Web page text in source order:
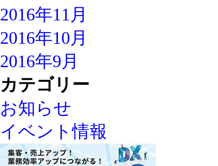
2016年11月
2016年10月
2016年9月
カテゴリー
お知らせ
イベント情報